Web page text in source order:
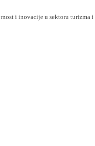
i inovacije u sektoru